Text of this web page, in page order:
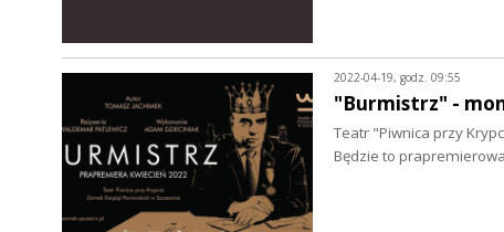
2022-04-19, godz. 09:55
"Burmistrz" -
Teatr "Piwnica przy
Będzie to